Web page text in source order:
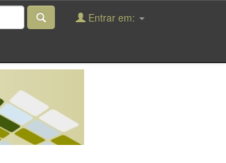
Entrar em: